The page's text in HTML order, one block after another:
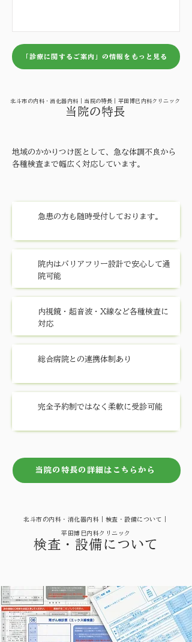
「診療に関するご案内」の情報をもっと見る
北斗市の内科・消化器内科｜当院の特長｜平田博巳内科クリニック
当院の特長
地域のかかりつけ医として、急な体調不良から
各種検査まで幅広く対応しています。
急患の方も随時受付しております。
院内はバリアフリー設計で安心して通
院可能
内視鏡・超音波・X線など各種検査に
対応
総合病院との連携体制あり
完全予約制ではなく柔軟に受診可能
当院の特長の詳細はこちらから
北斗市の内科・消化器内科｜検査・設備について｜
平田博巳内科クリニック
検査・設備について